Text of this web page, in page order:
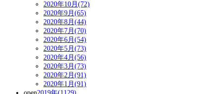
2020年10月(72)
2020年9月(65)
2020年8月(44)
2020年7月(70)
2020年6月(54)
2020年5月(73)
2020年4月(56)
2020年3月(73)
2020年2月(91)
2020年1月(91)